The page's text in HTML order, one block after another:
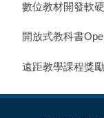
數位教材開發軟
開放式教科書
遠距教學課程獎勵